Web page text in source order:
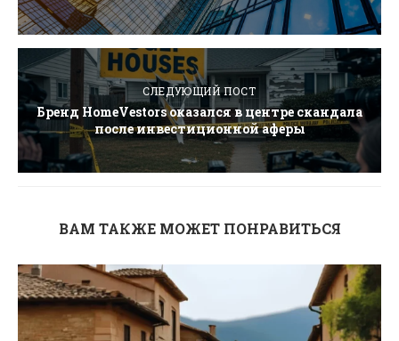
СЛЕДУЮЩИЙ ПОСТ
Бренд HomeVestors оказался в центре скандала
после инвестиционной аферы
ВАМ ТАКЖЕ МОЖЕТ ПОНРАВИТЬСЯ